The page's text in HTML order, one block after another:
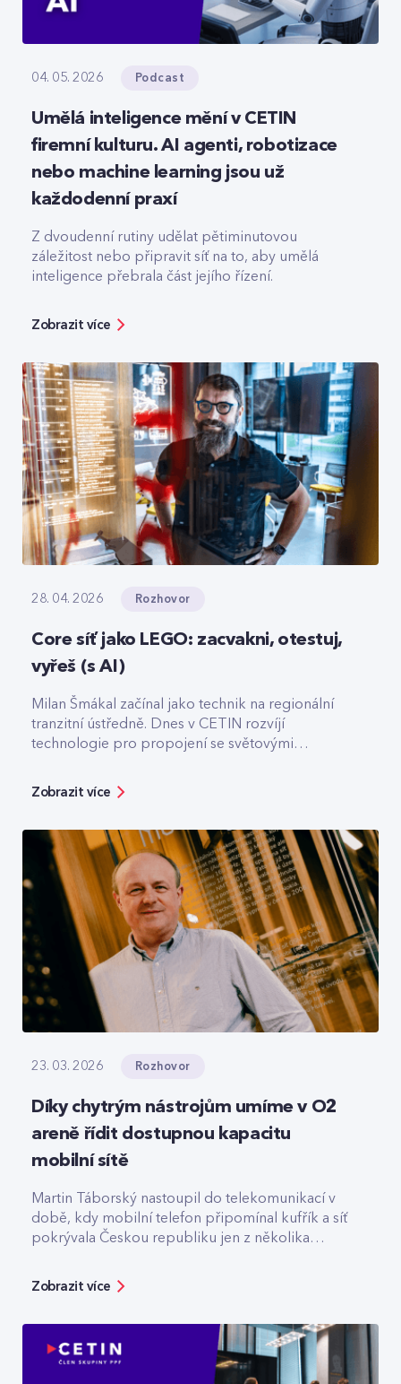
04. 05. 2026 Podcast
Umělá inteligence mění v CETIN
firemní kulturu. AI agenti, robotizace
nebo machine learning jsou už
každodenní praxí
Z dvoudenní rutiny udělat pětiminutovou
záležitost nebo připravit síť na to, aby umělá
inteligence přebrala část jejího řízení.
Zobrazit více
28. 04. 2026 Rozhovor
Core síť jako LEGO: zacvakni, otestuj,
vyřeš (s AI)
Milan Šmákal začínal jako technik na regionální
tranzitní ústředně. Dnes v CETIN rozvíjí
technologie pro propojení se světovými
pro core síť má na starost technologie pro
připomínají LEGO.
Zobrazit více
23. 03. 2026 Rozhovor
Díky chytrým nástrojům umíme v O2
areně řídit dostupnou kapacitu
mobilní sítě
Martin Táborský nastoupil do telekomunikací v
době, kdy mobilní telefon připomínal kufřík a síť
pokrývala Českou republiku jen z několika
za špičkovou kvalitu a optimalizaci rádiové sítě. V
prázdné O2 areně nebo komu už dnes
spolehlivě slouží privátní 5G sítě.
Zobrazit více